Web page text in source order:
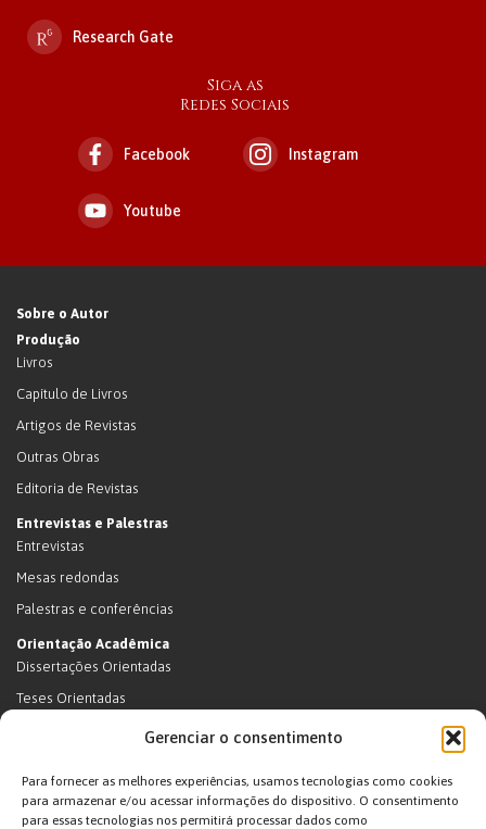
Gerenciar o consentimento
Para fornecer as melhores experiências, usamos tecnologias como cookies
para armazenar e/ou acessar informações do dispositivo. O consentimento
para essas tecnologias nos permitirá processar dados como
Research Gate
Siga as
Redes Sociais
Facebook Instagram
Youtube
Sobre o Autor
Produção
Livros
Capítulo de Livros
Artigos de Revistas
Outras Obras
Editoria de Revistas
Entrevistas e Palestras
Entrevistas
Mesas redondas
Palestras e conferências
Orientação Acadêmica
Dissertações Orientadas
Teses Orientadas
Livros (dissertações e teses)
Supervisão de pós-doutorado
Supervisão de pós-doutorado (em andamento)